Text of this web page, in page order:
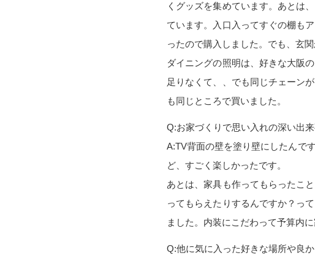
くグッズを集めています。あとは
ています。入口入ってすぐの棚も
ったので購入しました。でも、玄
ダイニングの照明は、好きな大阪
足りなくて、、でも同じチェーン
も同じところで買いました。
Q:お家づくりで思い入れの深い出
A:TV背面の壁を塗り壁にしたんで
ど、すごく楽しかったです。
あとは、家具も作ってもらったこ
ってもらえたりするんですか？っ
ました。内装にこだわって予算内
Q:他に気に入った好きな場所や良